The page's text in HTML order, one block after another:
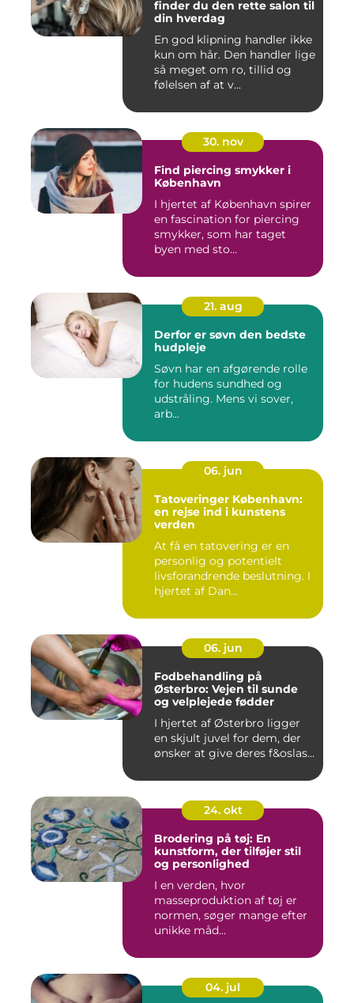
finder du den rette salon til
din hverdag
En god klipning handler ikke
kun om hår. Den handler lige
så meget om ro, tillid og
følelsen af at v...
30. nov
Find piercing smykker i
København
I hjertet af København spirer
en fascination for piercing
smykker, som har taget
byen med sto...
21. aug
Derfor er søvn den bedste
hudpleje
Søvn har en afgørende rolle
for hudens sundhed og
udstråling. Mens vi sover,
arb...
06. jun
Tatoveringer København:
en rejse ind i kunstens
verden
At få en tatovering er en
personlig og potentielt
livsforandrende beslutning. I
hjertet af Dan...
06. jun
Fodbehandling på
Østerbro: Vejen til sunde
og velplejede fødder
I hjertet af Østerbro ligger
en skjult juvel for dem, der
ønsker at give deres f&oslas...
24. okt
Brodering på tøj: En
kunstform, der tilføjer stil
og personlighed
I en verden, hvor
masseproduktion af tøj er
normen, søger mange efter
unikke måd...
04. jul